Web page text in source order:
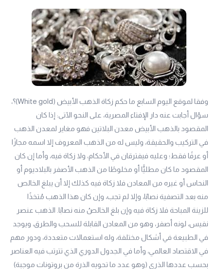
وفقا لموقع اليوم السابع ما حكم زكاة الذهب الأبيض (White gold)؟،
سؤال أجابت عنه دار الإفتاء المصرية، على النحو الآتى: إذا كان
المقصود بالذهب الأبيض معدن البلاتين فهو مغاير لمعدن الذهب
في التركيب والحقيقة، وليس له من الذهب المعروف إلا اسمه مجازًا
أو عرفًا فقط؛ وعليه فيفترقان في الأحكام، ولا زكاة فيه، وأما إن كان
المقصود ما كان مطليًّا أو مخلوطًا من الذهب الأصفر بالبلاديوم أو
النحاس أو غيره من المعادن فلا زكاة فيه كذلك إلا أن يبلغ الخالص
منه بعد التصفية نصابًا، وإلا لم تجب، وإن كان هذا الذهب مُتخذًا
للزينة المباحة فلا زكاة فيه وإن بلغ الخالصُ منه نصابًا. الذهب عنصر
نفيس، لونه أصفر، وهو من المعادن القابلة للسحب والطرق، ويوجد
في الطبيعة في أشكال مختلفة، وله استعمالات متعددة، ودور مهم
في الاقتصاد العالمي، وأما في الجدول الدوري الذي تترتب فيه العناصر
بحسب عددها الذري (وهو عدد ما تحويه الذرة من بروتونات موجبة)